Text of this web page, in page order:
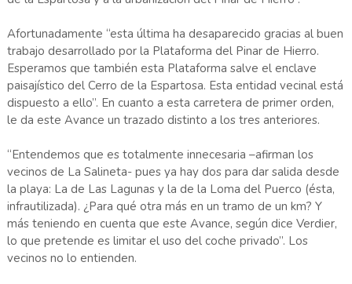
Afortunadamente “esta última ha desaparecido gracias al buen
trabajo desarrollado por la Plataforma del Pinar de Hierro.
Esperamos que también esta Plataforma salve el enclave
paisajístico del Cerro de la Espartosa. Esta entidad vecinal está
dispuesto a ello”. En cuanto a esta carretera de primer orden,
le da este Avance un trazado distinto a los tres anteriores.
“Entendemos que es totalmente innecesaria –afirman los
vecinos de La Salineta- pues ya hay dos para dar salida desde
la playa: La de Las Lagunas y la de la Loma del Puerco (ésta,
infrautilizada). ¿Para qué otra más en un tramo de un km? Y
más teniendo en cuenta que este Avance, según dice Verdier,
lo que pretende es limitar el uso del coche privado”. Los
vecinos no lo entienden.